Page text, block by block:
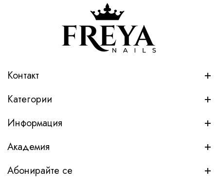
Контакт
Категории
Информация
Академия
Абонирайте се